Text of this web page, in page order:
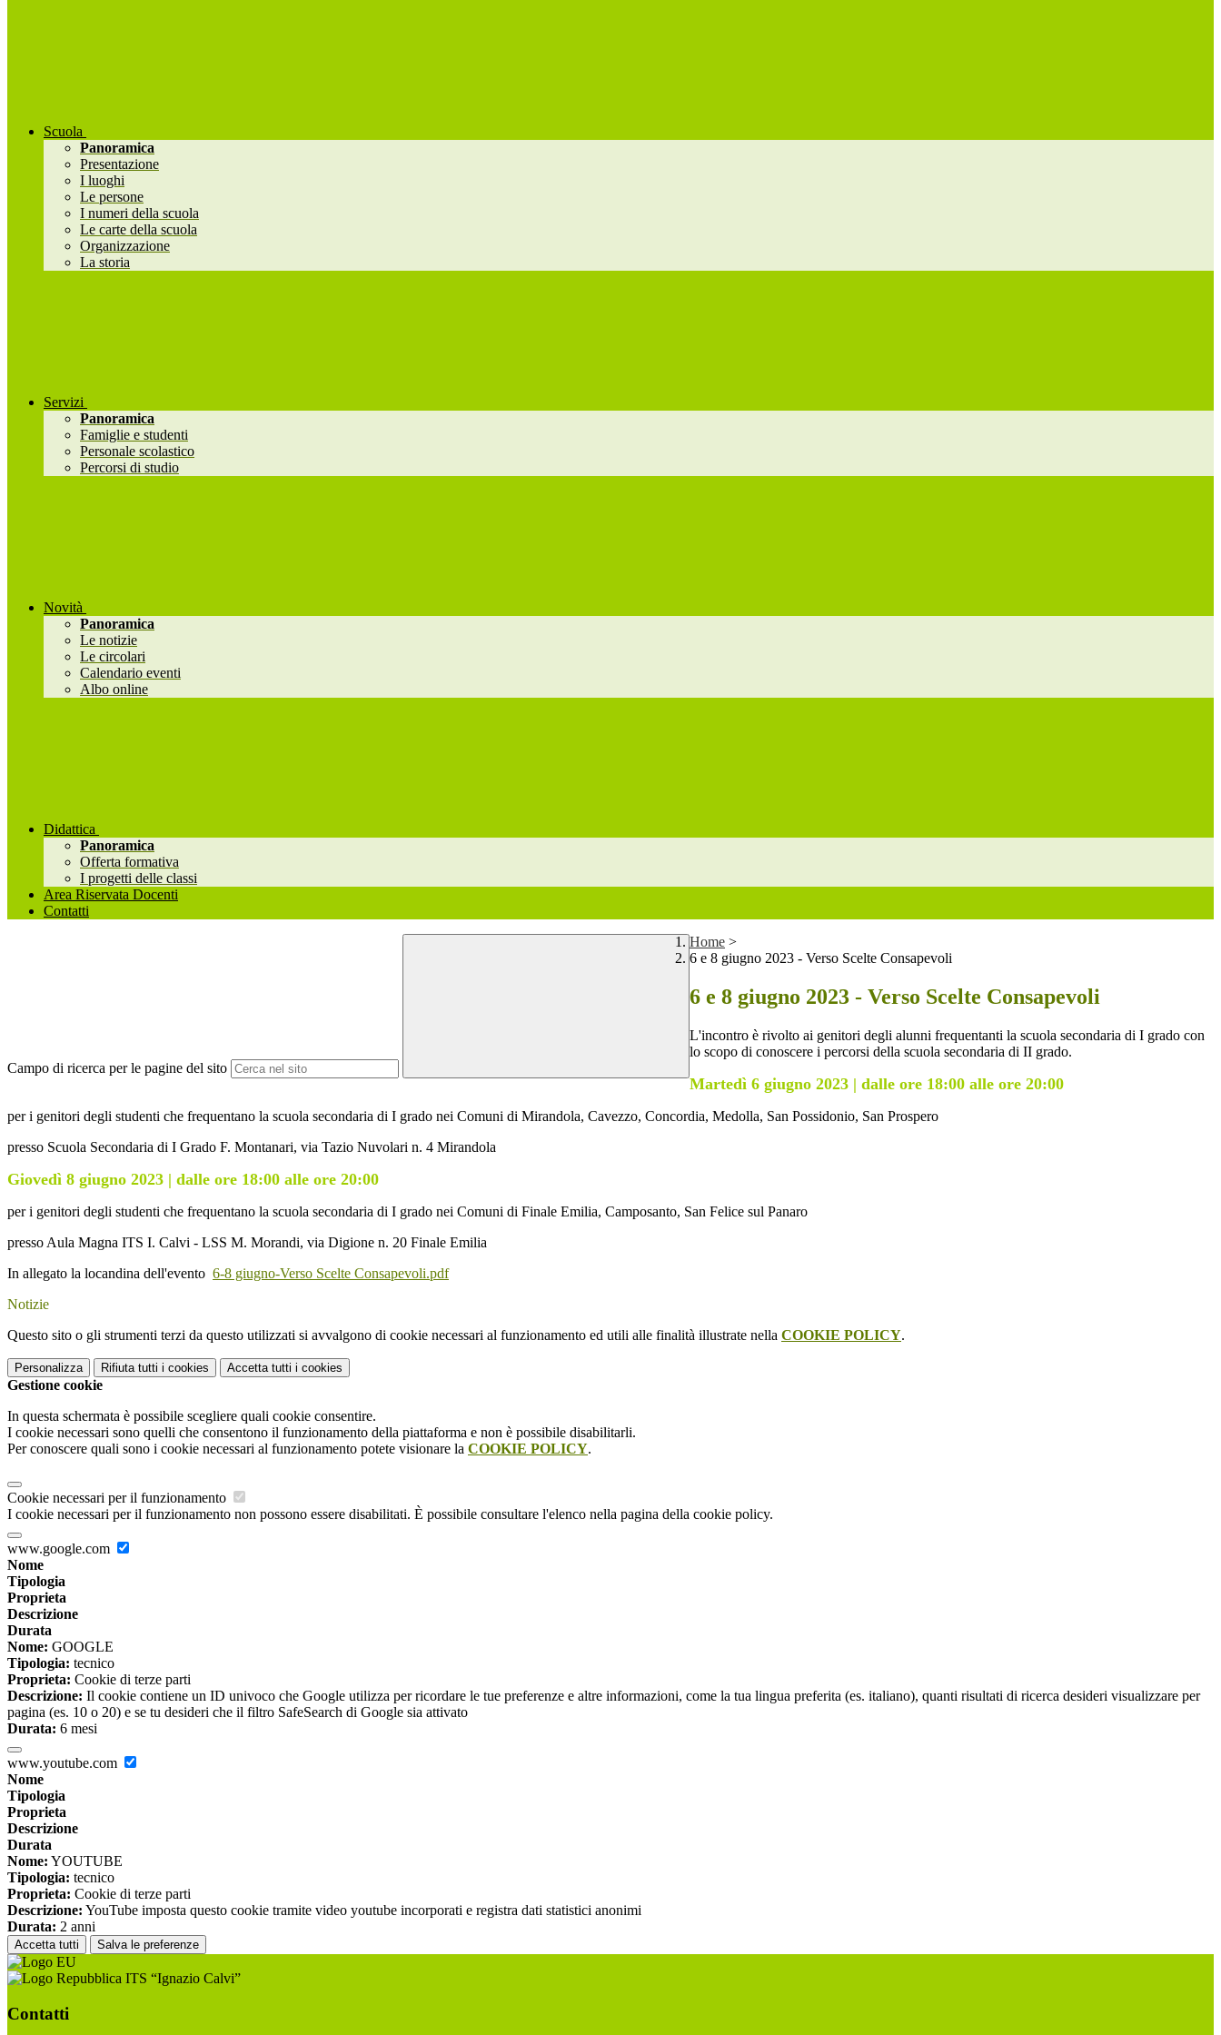
Scuola
Panoramica
Presentazione
I luoghi
Le persone
I numeri della scuola
Le carte della scuola
Organizzazione
La storia
Servizi
Panoramica
Famiglie e studenti
Personale scolastico
Percorsi di studio
Novità
Panoramica
Le notizie
Le circolari
Calendario eventi
Albo online
Didattica
Panoramica
Offerta formativa
I progetti delle classi
Area Riservata Docenti
Contatti
Campo di ricerca per le pagine del sito
Home >
6 e 8 giugno 2023 - Verso Scelte Consapevoli
6 e 8 giugno 2023 - Verso Scelte Consapevoli
L'incontro è rivolto ai genitori degli alunni frequentanti la scuola secondaria di I grado con
lo scopo di conoscere i percorsi della scuola secondaria di II grado.
Martedì 6 giugno 2023 | dalle ore 18:00 alle ore 20:00
per i genitori degli studenti che frequentano la scuola secondaria di I grado nei Comuni di Mirandola, Cavezzo, Concordia, Medolla, San Possidonio, San Prospero
presso Scuola Secondaria di I Grado F. Montanari, via Tazio Nuvolari n. 4 Mirandola
Giovedì 8 giugno 2023 | dalle ore 18:00 alle ore 20:00
per i genitori degli studenti che frequentano la scuola secondaria di I grado nei Comuni di Finale Emilia, Camposanto, San Felice sul Panaro
presso Aula Magna ITS I. Calvi - LSS M. Morandi, via Digione n. 20 Finale Emilia
In allegato la locandina dell'evento 6-8 giugno-Verso Scelte Consapevoli.pdf
Notizie
Questo sito o gli strumenti terzi da questo utilizzati si avvalgono di cookie necessari al funzionamento ed utili alle finalità illustrate nella COOKIE POLICY.
Personalizza Rifiuta tutti i cookies Accetta tutti i cookies
Gestione cookie
In questa schermata è possibile scegliere quali cookie consentire.
I cookie necessari sono quelli che consentono il funzionamento della piattaforma e non è possibile disabilitarli.
Per conoscere quali sono i cookie necessari al funzionamento potete visionare la COOKIE POLICY.
Cookie necessari per il funzionamento
I cookie necessari per il funzionamento non possono essere disabilitati. È possibile consultare l'elenco nella pagina della cookie policy.
www.google.com
Nome
Tipologia
Proprieta
Descrizione
Durata
Nome: GOOGLE
Tipologia: tecnico
Proprieta: Cookie di terze parti
Descrizione: Il cookie contiene un ID univoco che Google utilizza per ricordare le tue preferenze e altre informazioni, come la tua lingua preferita (es. italiano), quanti risultati di ricerca desideri visualizzare per
pagina (es. 10 o 20) e se tu desideri che il filtro SafeSearch di Google sia attivato
Durata: 6 mesi
www.youtube.com
Nome
Tipologia
Proprieta
Descrizione
Durata
Nome: YOUTUBE
Tipologia: tecnico
Proprieta: Cookie di terze parti
Descrizione: YouTube imposta questo cookie tramite video youtube incorporati e registra dati statistici anonimi
Durata: 2 anni
Accetta tutti Salva le preferenze
ITS “Ignazio Calvi”
Contatti